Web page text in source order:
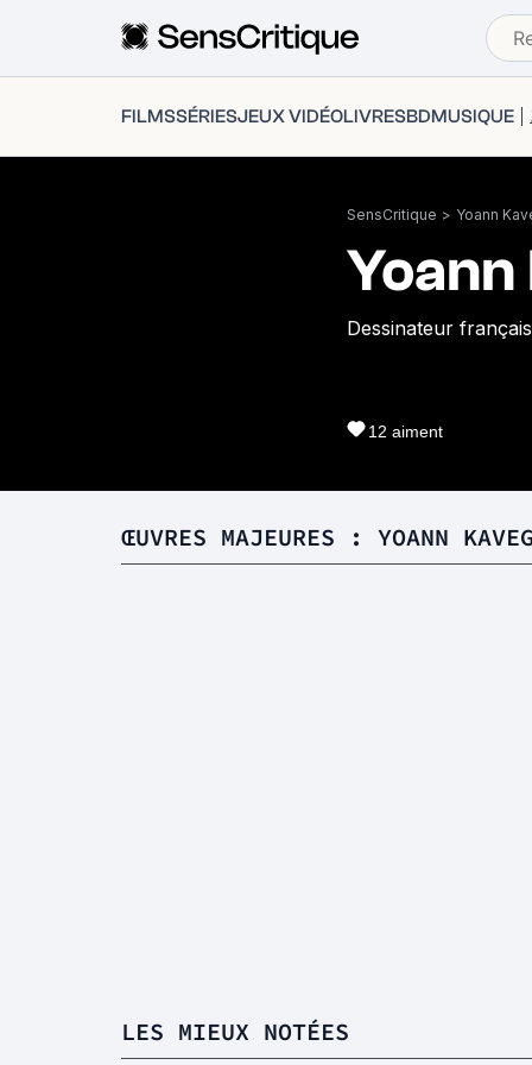
FILMSSÉRIESJEUX VIDÉOLIVRESBDMUSIQUE
SensCritique > Yoann
Dessinateur
12 aiment
ŒUVRES MAJEURES : YOANN
LES MIEUX NOTÉES